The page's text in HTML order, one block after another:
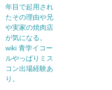
年目で起用され
たその理由や兄
や実家の焼肉店
が気になる。
wiki 青学イコー
ルやっぱりミス
コン出場経験あ
り。